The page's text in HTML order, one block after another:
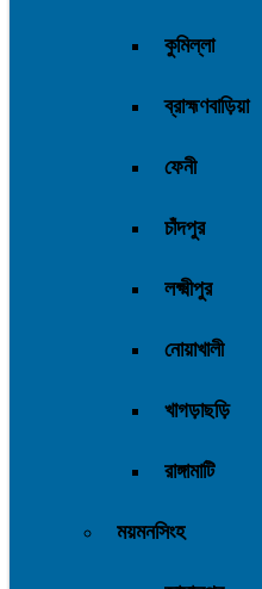
কুমিল্লা
ব্রাহ্মণবাড়িয়া
ফেনী
চাঁদপুর
লক্ষ্মীপুর
নোয়াখালী
খাগড়াছড়ি
রাঙ্গামাটি
ময়মনসিংহ